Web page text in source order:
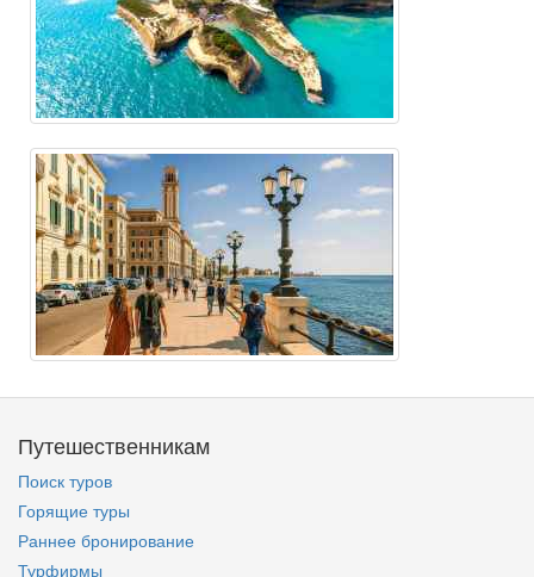
Путешественникам
Поиск туров
Горящие туры
Раннее бронирование
Турфирмы